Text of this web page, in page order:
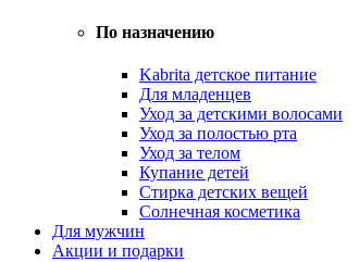
По назначению
Kabrita детское питание
Для младенцев
Уход за детскими волосами
Уход за полостью рта
Уход за телом
Купание детей
Стирка детских вещей
Солнечная косметика
Для мужчин
Акции и подарки